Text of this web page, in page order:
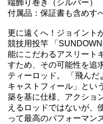
端飾り巻き（シルバー）
付属品：保証書も含めす
更に遠くへ！ジョイント
競技用投竿 「
能にこだわるアスリート
すため、その可能性を追
ティーロッド。 「飛ん
キャストフィール」とい
築を基に仕様、アクショ
えるロッドではないが、
って最高のパフォーマン